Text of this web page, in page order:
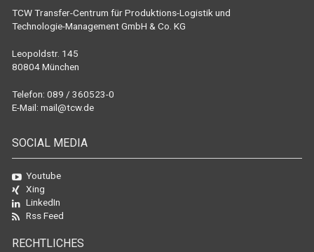
TCW Transfer-Centrum für Produktions-Logistik und
Technologie-Management GmbH & Co. KG
Leopoldstr. 145
80804 München
Telefon: 089 / 360523-0
E-Mail: mail@tcw.de
SOCIAL MEDIA
Youtube
Xing
LinkedIn
Rss Feed
RECHTLICHES